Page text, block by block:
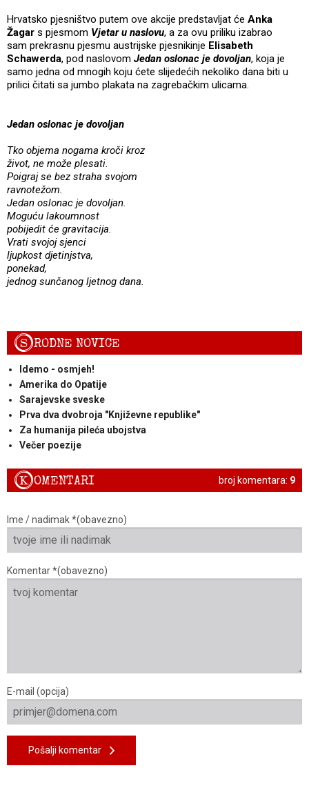
Hrvatsko pjesništvo putem ove akcije predstavljat će Anka
Žagar s pjesmom Vjetar u naslovu, a za ovu priliku izabrao
sam prekrasnu pjesmu austrijske pjesnikinje Elisabeth
Schawerda, pod naslovom Jedan oslonac je dovoljan, koja je
samo jedna od mnogih koju ćete slijedećih nekoliko dana biti u
prilici čitati sa jumbo plakata na zagrebačkim ulicama.
Jedan oslonac je dovoljan
Tko objema nogama kroči kroz
život, ne može plesati.
Poigraj se bez straha svojom
ravnotežom.
Jedan oslonac je dovoljan.
Moguću lakoumnost
pobijedit će gravitacija.
Vrati svojoj sjenci
ljupkost djetinjstva,
ponekad,
jednog sunčanog ljetnog dana.
SRODNE NOVICE
Idemo - osmjeh!
Amerika do Opatije
Sarajevske sveske
Prva dva dvobroja "Književne republike"
Za humanija pileća ubojstva
Večer poezije
broj komentara: 9
KOMENTARI
Ime / nadimak *(obavezno)
Komentar *(obavezno)
E-mail (opcija)
Pošalji komentar